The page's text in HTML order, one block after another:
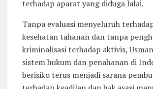
terhadap aparat yang diduga lalai.
Tanpa evaluasi menyeluruh
kesehatan tahanan dan tanpa
kriminalisasi terhadap aktivis,
sistem hukum dan penahanan di
berisiko terus menjadi sarana